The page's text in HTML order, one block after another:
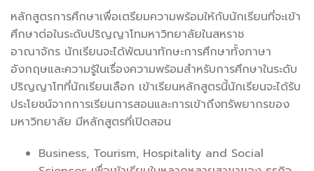
หลักสูตรการศึกษาเพื่อเตรียมความพร้อมให้กับนักเรียนที่จะเข้า
ศึกษาต่อในระดับปริญญาโทมหาวิทยาลัยในสหราช
อาณาจักร นักเรียนจะได้พัฒนาทักษะการศึกษาทั้งภาษา
อังกฤษและความรู้ในเรื่องความพร้อมสำหรับการศึกษาในระดับ
ปริญญาโทที่นักเรียนเลือก เข้าเรียนหลักสูตรนี้นักเรียนจะได้รับ
ประโยชน์จากการเรียนการสอนและการเข้าถึงทรัพยากรของ
มหาวิทยาลัย มีหลักสูตรที่เปิดสอน
Business, Tourism, Hospitality and Social